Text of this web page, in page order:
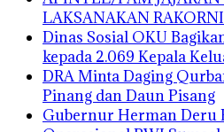
LAKSANAKAN
Dinas Sosial OKU
kepada 2.069 Kepala
DRA Minta Daging
Pinang dan Daun Pisang
Gubernur Herman Deru